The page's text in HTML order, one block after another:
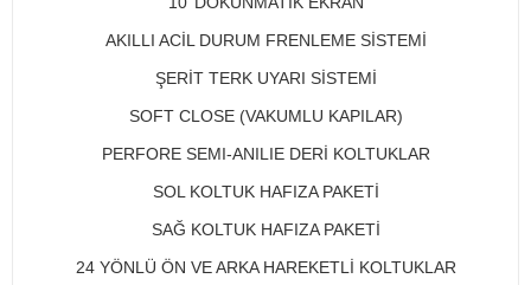
AKILLI ACİL DURUM FRENLEME SİSTEMİ
ŞERİT TERK UYARI SİSTEMİ
SOFT CLOSE (VAKUMLU KAPILAR)
PERFORE SEMI-ANILIE DERİ KOLTUKLAR
SOL KOLTUK HAFIZA PAKETİ
SAĞ KOLTUK HAFIZA PAKETİ
24 YÖNLÜ ÖN VE ARKA HAREKETLİ KOLTUKLAR